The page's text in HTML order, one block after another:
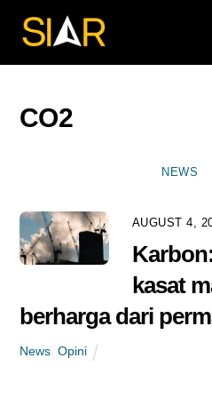
CO2
NEWS
AUGUST 4,
kasat
berharga dari
News ,Opini